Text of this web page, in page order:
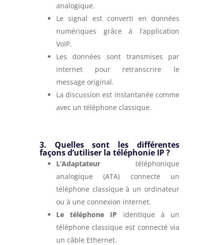
analogique.
Le signal est converti en données
numériques grâce à l’application
VoIP.
Les données sont transmises par
internet pour retranscrire le
message original.
La discussion est instantanée comme
avec un téléphone classique.
3. Quelles sont les différentes
façons d’utiliser la téléphonie IP ?
L’Adaptateurtéléphonique
analogique (ATA) connecte un
téléphone classique à un ordinateur
ou à une connexion internet.
Letéléphone IP identique à un
téléphone classique est connecté via
un câble Ethernet.